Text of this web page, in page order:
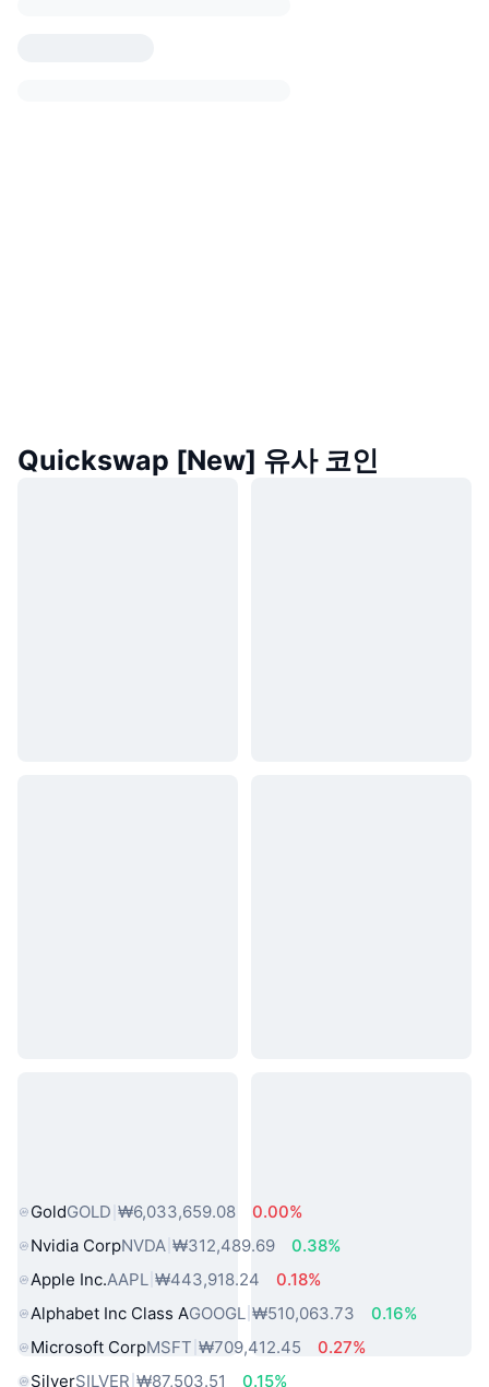
Quickswap [New] 유사 코인
GoldGOLD ₩6,033,659.08
0.00%
Nvidia CorpNVDA ₩312,489.69
0.38%
Apple Inc.AAPL ₩443,918.24
0.18%
Alphabet Inc Class AGOOGL ₩510,063.73
0.16%
Microsoft CorpMSFT ₩709,412.45
0.27%
SilverSILVER ₩87,503.51 0.15%